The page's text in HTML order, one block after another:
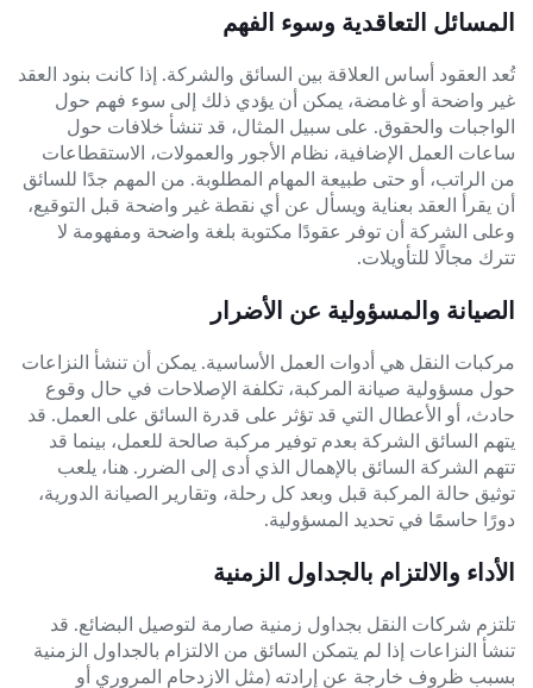
المسائل التعاقدية وسوء الفهم
تُعد العقود أساس العلاقة بين السائق والشركة. إذا كانت بنود العقد
غير واضحة أو غامضة، يمكن أن يؤدي ذلك إلى سوء فهم حول
الواجبات والحقوق. على سبيل المثال، قد تنشأ خلافات حول
ساعات العمل الإضافية، نظام الأجور والعمولات، الاستقطاعات
من الراتب، أو حتى طبيعة المهام المطلوبة. من المهم جدًا للسائق
أن يقرأ العقد بعناية ويسأل عن أي نقطة غير واضحة قبل التوقيع،
وعلى الشركة أن توفر عقودًا مكتوبة بلغة واضحة ومفهومة لا
تترك مجالًا للتأويلات.
الصيانة والمسؤولية عن الأضرار
مركبات النقل هي أدوات العمل الأساسية. يمكن أن تنشأ النزاعات
حول مسؤولية صيانة المركبة، تكلفة الإصلاحات في حال وقوع
حادث، أو الأعطال التي قد تؤثر على قدرة السائق على العمل. قد
يتهم السائق الشركة بعدم توفير مركبة صالحة للعمل، بينما قد
تتهم الشركة السائق بالإهمال الذي أدى إلى الضرر. هنا، يلعب
توثيق حالة المركبة قبل وبعد كل رحلة، وتقارير الصيانة الدورية،
دورًا حاسمًا في تحديد المسؤولية.
الأداء والالتزام بالجداول الزمنية
تلتزم شركات النقل بجداول زمنية صارمة لتوصيل البضائع. قد
تنشأ النزاعات إذا لم يتمكن السائق من الالتزام بالجداول الزمنية
بسبب ظروف خارجة عن إرادته (مثل الازدحام المروري أو